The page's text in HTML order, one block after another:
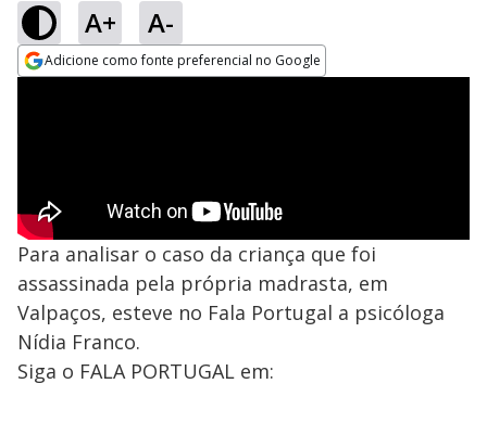
A+ A-
Adicione como fonte preferencial no Google
Para analisar o caso da criança que foi
assassinada pela própria madrasta, em
Valpaços, esteve no Fala Portugal a psicóloga
Nídia Franco.
Siga o FALA PORTUGAL em: